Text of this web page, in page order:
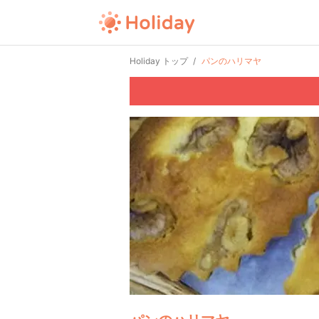
Holiday トップ パンのハリマヤ